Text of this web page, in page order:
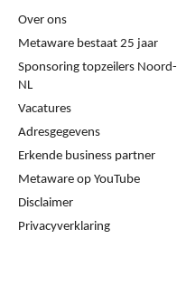
Over ons
Metaware bestaat 25 jaar
Sponsoring topzeilers Noord-
NL
Vacatures
Adresgegevens
Erkende business partner
Metaware op YouTube
Disclaimer
Privacyverklaring